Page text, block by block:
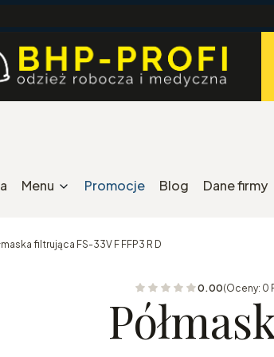
Menu Promocje Blog Dane firmy
filtrująca FS-33V F FFP3 R D
0.00(Oceny: 0